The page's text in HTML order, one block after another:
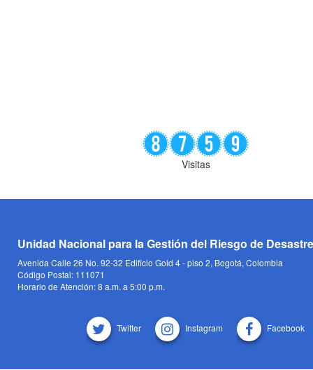
Visitas
Unidad Nacional para la Gestión del Riesgo de
Avenida Calle 26 No. 92-32 Edificio Gold 4 - piso 2, Bogotá, Colombia
Código Postal: 111071
Horario de Atención: 8 a.m. a 5:00 p.m.
Twitter Instagram Facebook